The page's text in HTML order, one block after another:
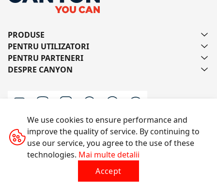
PRODUSE
PENTRU UTILIZATORI
PENTRU PARTENERI
DESPRE CANYON
Scrie-ne
Toate drepturile rezervate © 2014-2026 CANYON
We use cookies to ensure performance and
improve the quality of service. By continuing to
use our service, you agree to the use of these
technologies. Mai multe detalii
Accept